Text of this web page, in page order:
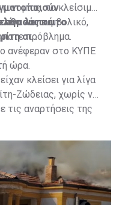
και
το κλείσιμο
και συμβολικό,
πρόβλημα.
λίγα λεπτά το
οι
ανέφεραν στο ΚΥΠΕ
ώρα.
κλείσει για λίγα
Ζώδειας, χωρίς να
τις αναρτήσεις της
στάση και στον
στο οδόφραγμα